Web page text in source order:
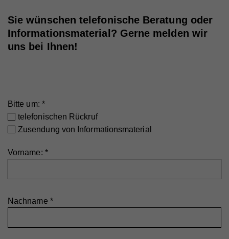
Sie wünschen telefonische Beratung oder
Informationsmaterial? Gerne melden wir
uns bei Ihnen!
Bitte um: *
telefonischen Rückruf
Zusendung von Informationsmaterial
Vorname: *
Nachname *